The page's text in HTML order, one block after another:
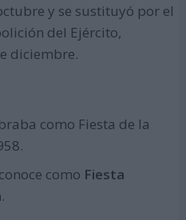
y se sustituyó por el
del Ejército,
diciembre.
como Fiesta de la
como Fiesta
.